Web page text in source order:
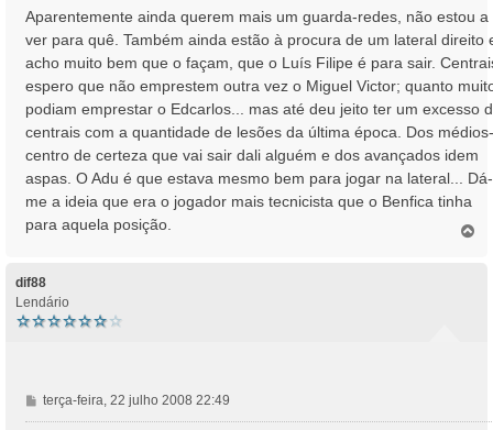
n
s
a
g
e
m
Aparentemente ainda querem mais um guarda-redes, não estou a
ver para quê. Também ainda estão à procura de um lateral direito
acho muito bem que o façam, que o Luís Filipe é para sair.
espero que não emprestem outra vez o Miguel Victor; quanto
podiam emprestar o Edcarlos... mas até deu jeito ter um excesso
centrais com a quantidade de lesões da última época. Dos médios-
centro de certeza que vai sair dali alguém e dos avançados idem
aspas. O Adu é que estava mesmo bem para jogar na lateral... Dá-
me a ideia que era o jogador mais tecnicista que o Benfica tinha
para aquela posição.
dif88
Lendário
M
e
terça-feira, 22 julho 2008 22:49